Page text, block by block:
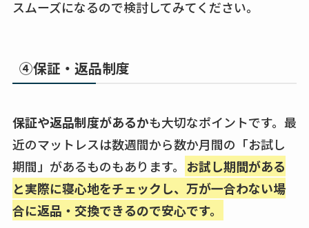
スムーズになるので検討してみてください。
④保証・返品制度
保証や返品制度があるかも大切なポイントです。最
近のマットレスは数週間から数か月間の「お試し
期間」があるものもあります。 お試し期間がある
と実際に寝心地をチェックし、万が一合わない場
合に返品・交換できるので安心です。